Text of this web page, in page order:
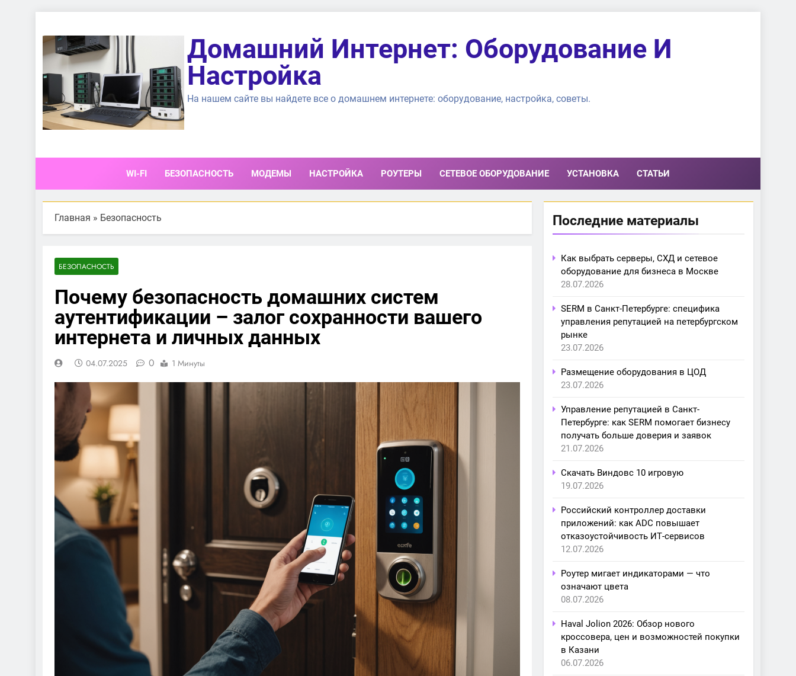
содержимому
Домашний Интернет: Оборудование И
Настройка
На нашем сайте вы найдете все о домашнем интернете: оборудование, настройка, советы.
WI-FI БЕЗОПАСНОСТЬ МОДЕМЫ НАСТРОЙКА РОУТЕРЫ СЕТЕВОЕ ОБОРУДОВАНИЕ УСТАНОВКА СТАТЬИ
Главная » Безопасность
БЕЗОПАСНОСТЬ
Почему безопасность домашних систем
аутентификации – залог сохранности вашего
интернета и личных данных
04.07.2025 0 1 Минуты
Последние материалы
Как выбрать серверы, СХД и сетевое
оборудование для бизнеса в Москве
28.07.2026
SERM в Санкт-Петербурге: специфика
управления репутацией на петербургском
рынке
23.07.2026
Размещение оборудования в ЦОД
23.07.2026
Управление репутацией в Санкт-
Петербурге: как SERM помогает бизнесу
получать больше доверия и заявок
21.07.2026
Скачать Виндовс 10 игровую
19.07.2026
Российский контроллер доставки
приложений: как ADC повышает
отказоустойчивость ИТ-сервисов
12.07.2026
Роутер мигает индикаторами — что
означают цвета
08.07.2026
Haval Jolion 2026: Обзор нового
кроссовера, цен и возможностей покупки
в Казани
06.07.2026